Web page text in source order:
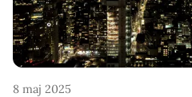
8 maj 2025